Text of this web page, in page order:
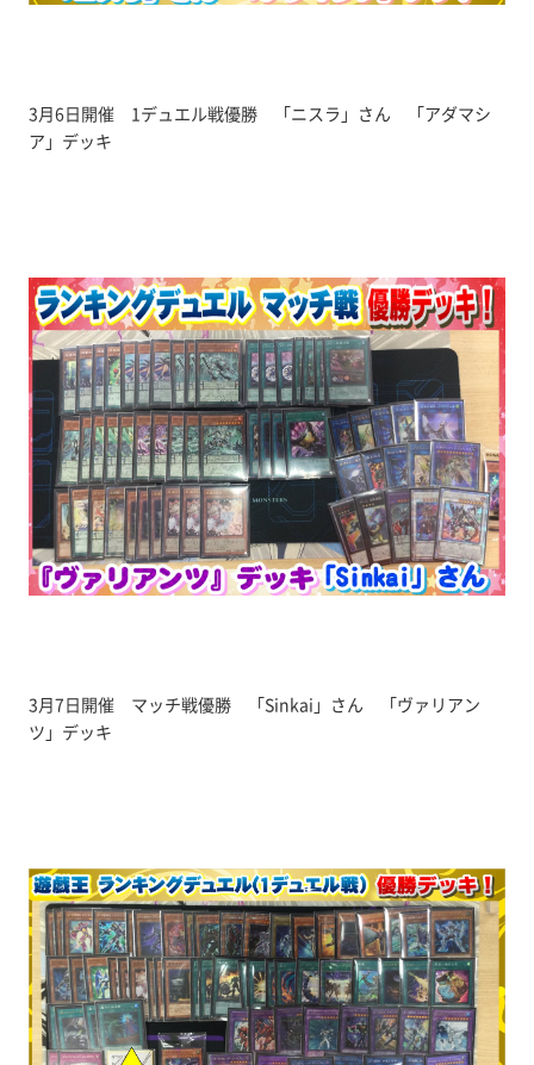
3月6日開催 1デュエル戦優勝 「ニスラ」さん 「アダマシ
ア」デッキ
3月7日開催 マッチ戦優勝 「Sinkai」さん 「ヴァリアン
ツ」デッキ